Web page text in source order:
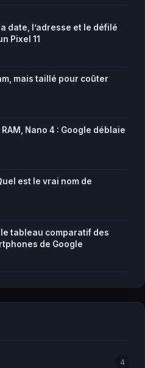
date, l’adresse et le défilé
Pixel 11
mais taillé pour coûter
Nano 4 : Google déblaie
est le vrai nom de
le tableau comparatif des
de Google
4